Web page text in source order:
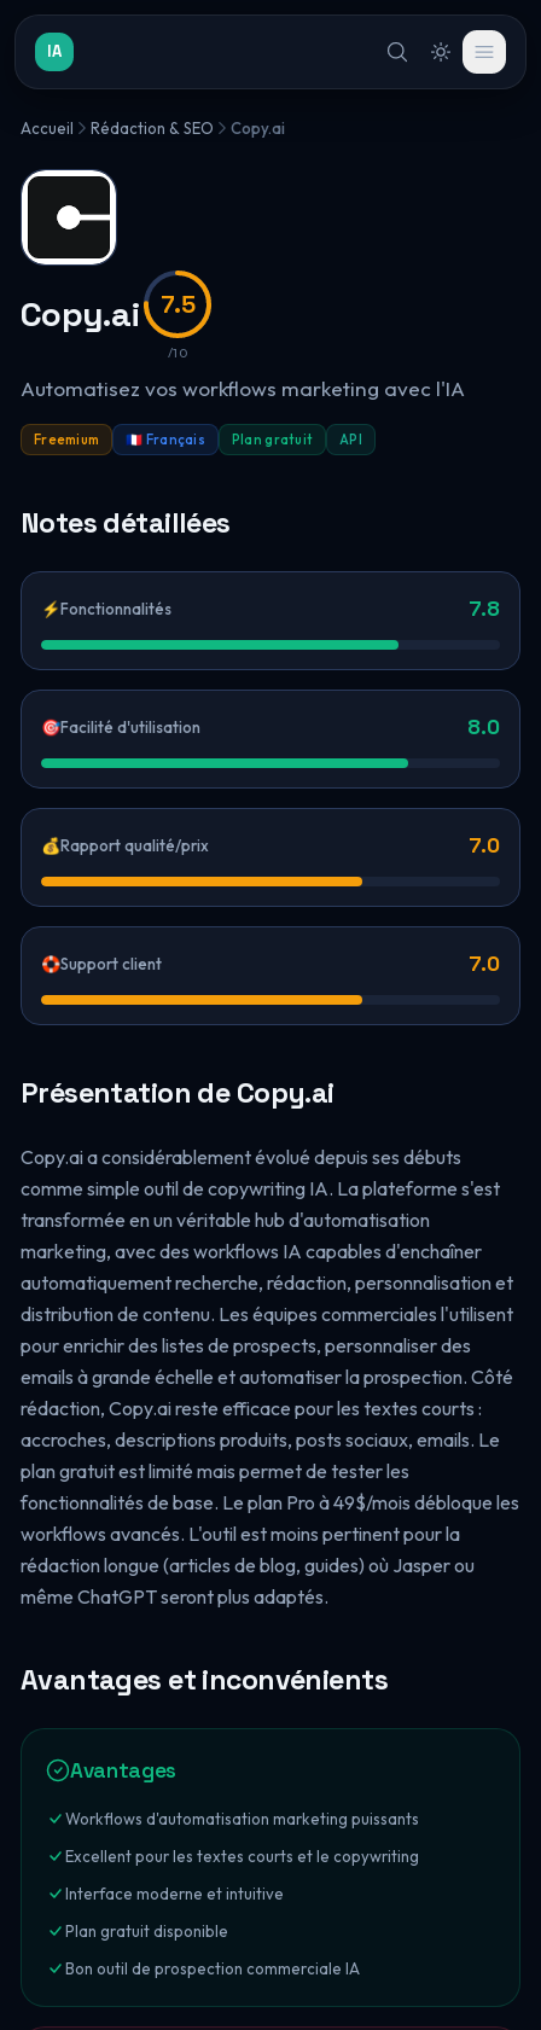
IA
Accueil Rédaction & SEO Copy.ai
Copy.ai 7.5
/10
Automatisez vos workflows marketing avec l'IA
Freemium 🇫🇷 Français Plan gratuit API
Notes détaillées
⚡Fonctionnalités 7.8
🎯Facilité d'utilisation 8.0
💰Rapport qualité/prix 7.0
🛟Support client 7.0
Présentation de Copy.ai
Copy.ai a considérablement évolué depuis ses débuts
comme simple outil de copywriting IA. La plateforme s'est
transformée en un véritable hub d'automatisation
marketing, avec des workflows IA capables d'enchaîner
automatiquement recherche, rédaction, personnalisation et
distribution de contenu. Les équipes commerciales l'utilisent
pour enrichir des listes de prospects, personnaliser des
emails à grande échelle et automatiser la prospection. Côté
rédaction, Copy.ai reste efficace pour les textes courts :
accroches, descriptions produits, posts sociaux, emails. Le
plan gratuit est limité mais permet de tester les
fonctionnalités de base. Le plan Pro à 49$/mois débloque les
workflows avancés. L'outil est moins pertinent pour la
rédaction longue (articles de blog, guides) où Jasper ou
même ChatGPT seront plus adaptés.
Avantages et inconvénients
Avantages
Workflows d'automatisation marketing puissants
Excellent pour les textes courts et le copywriting
Interface moderne et intuitive
Plan gratuit disponible
Bon outil de prospection commerciale IA